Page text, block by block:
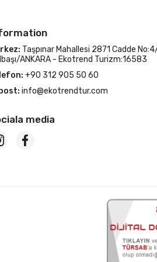
Taşpınar Mahallesi 2871 Cadde
ANKARA - Ekotrend Turizm:16583
+90 312 905 50 60
info@ekotrendtur.com
media